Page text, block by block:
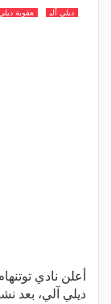
ديلي آلي عقوبة
أعلن نادي
ديلي آلي، بعد